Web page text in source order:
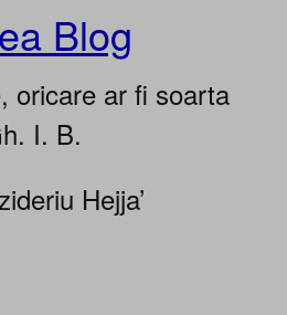
Blog
oricare ar fi soarta
I. B.
Hejja’